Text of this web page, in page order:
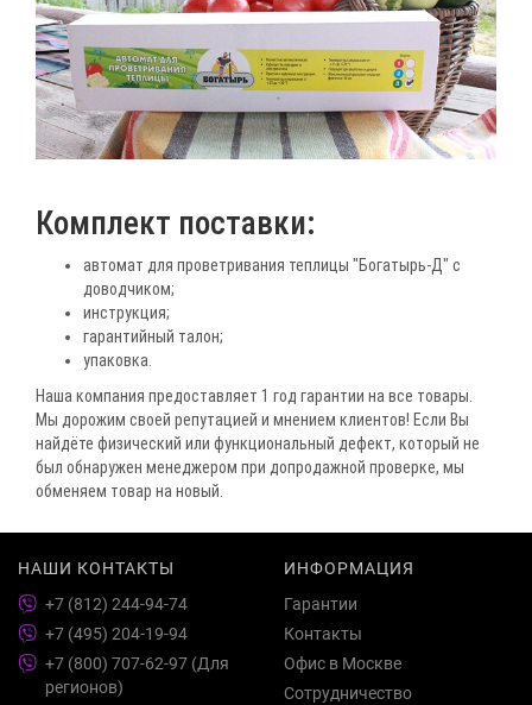
Комплект поставки:
автомат для проветривания теплицы "Богатырь-Д" с
доводчиком;
инструкция;
гарантийный талон;
упаковка.
Наша компания предоставляет 1 год гарантии на все товары.
Мы дорожим своей репутацией и мнением клиентов! Если Вы
найдёте физический или функциональный дефект, который не
был обнаружен менеджером при допродажной проверке, мы
обменяем товар на новый.
НАШИ КОНТАКТЫ
+7 (812) 244-94-74
+7 (495) 204-19-94
+7 (800) 707-62-97 (Для
регионов)
ИНФОРМАЦИЯ
Гарантии
Контакты
Офис в Москве
Сотрудничество